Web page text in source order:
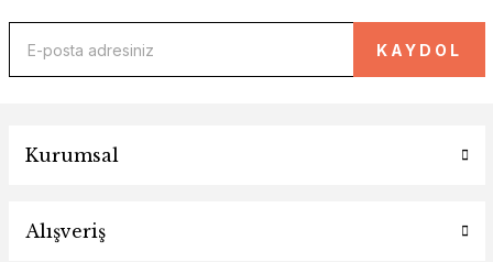
KAYDOL
Kurumsal
Alışveriş